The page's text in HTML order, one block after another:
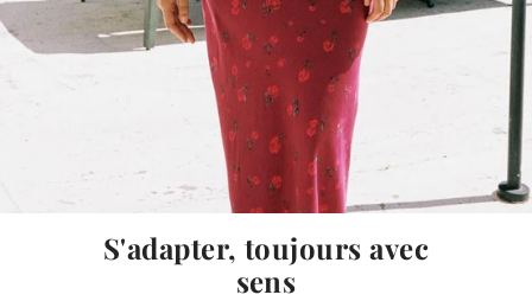
S'adapter, toujours avec
sens